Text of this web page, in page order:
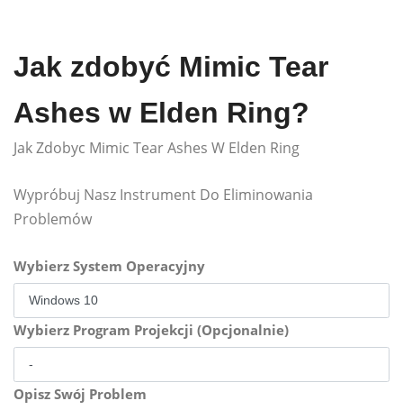
Jak zdobyć Mimic Tear
Ashes w Elden Ring?
Jak Zdobyc Mimic Tear Ashes W Elden Ring
Wypróbuj Nasz Instrument Do Eliminowania
Problemów
Wybierz System Operacyjny
Wybierz Program Projekcji (Opcjonalnie)
Opisz Swój Problem